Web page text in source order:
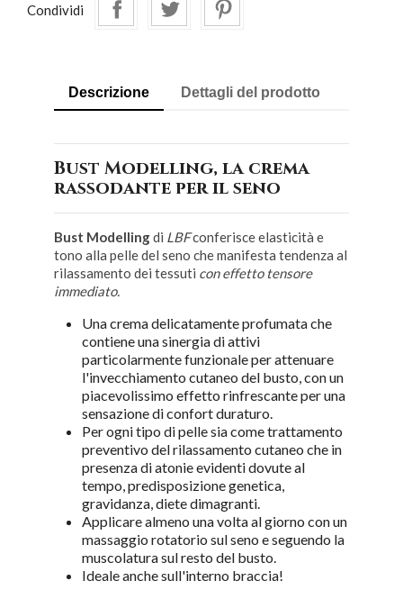
Condividi
Descrizione Dettagli del prodotto
Bust Modelling, la crema
rassodante per il seno
Bust Modellingdi LBFconferisce elasticità e
tono alla pelle del seno che manifesta tendenza al
rilassamento dei tessuti con effetto tensore
immediato.
Una crema delicatamente profumata che
contiene una sinergia di attivi
particolarmente funzionale per attenuare
l'invecchiamento cutaneo del busto, con un
piacevolissimo effetto rinfrescante per una
sensazione di confort duraturo.
Per ogni tipo di pelle sia come trattamento
preventivo del rilassamento cutaneo che in
presenza di atonie evidenti dovute al
tempo, predisposizione genetica,
gravidanza, diete dimagranti.
Applicare almeno una volta al giorno con un
massaggio rotatorio sul seno e seguendo la
muscolatura sul resto del busto.
Ideale anche sull'interno braccia!